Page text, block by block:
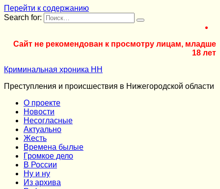
Перейти к содержанию
Search for:
Сайт не рекомендован к просмотру лицам, младше
18 лет
Криминальная хроника НН
Преступления и происшествия в Нижегородской области
О проекте
Новости
Несогласные
Актуально
Жесть
Времена былые
Громкое дело
В России
Ну и ну
Из архива